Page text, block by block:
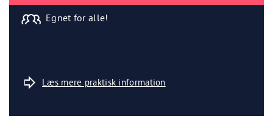
Egnet for alle!
Læs mere praktisk information